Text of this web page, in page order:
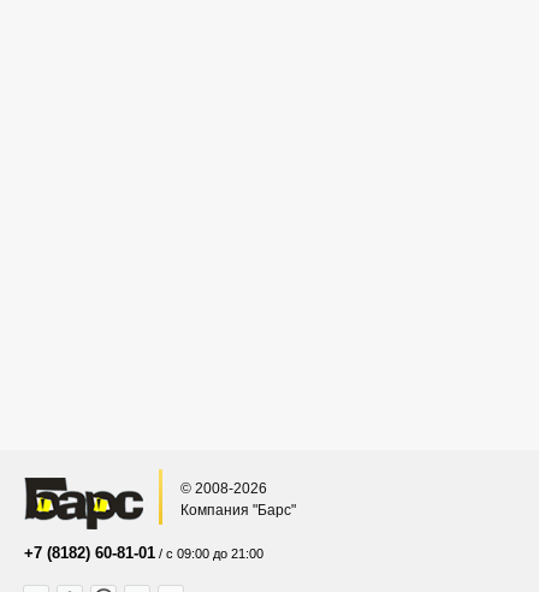
© 2008-2026
Компания "Барс"
+7 (8182) 60-81-01 / с 09:00 до 21:00